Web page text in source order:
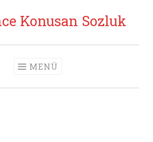
Konusan Sozluk
MENÜ